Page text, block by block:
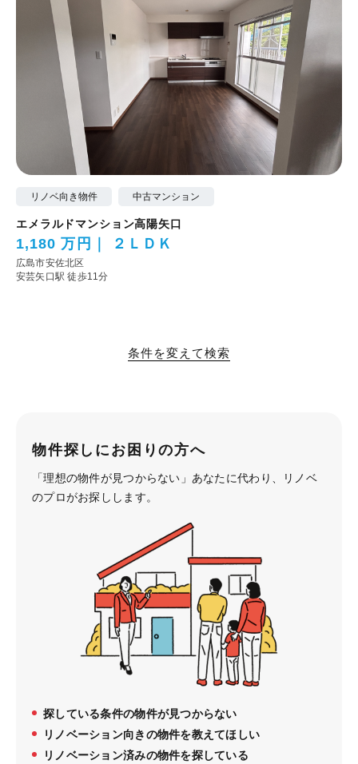
リノベ向き物件 中古マンション
エメラルドマンション高陽矢口
1,180 万円 ２ＬＤＫ
広島市安佐北区
安芸矢口駅 徒歩11分
条件を変えて検索
物件探しにお困りの方へ
「理想の物件が見つからない」あなたに代わり、
リノベ
のプロがお探しします。
探している条件の物件が見つからない
リノベーション向きの物件を教えてほしい
リノベーション済みの物件を探している